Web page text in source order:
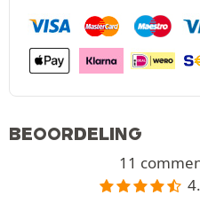
BEOORDELING
11